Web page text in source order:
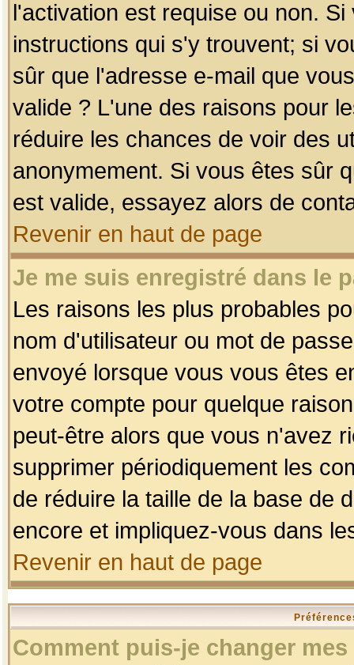
l'activation est requise ou non.
instructions qui s'y trouvent; si
sûr que l'adresse e-mail que
valide ? L'une des raisons pour
réduire les chances de voir des
anonymement. Si vous êtes sûr
est valide, essayez alors de
Revenir en haut de page
Je me suis enregistré dans le
Les raisons les plus probables
nom d'utilisateur ou mot de
envoyé lorsque vous vous êtes
votre compte pour quelque
peut-être alors que vous n'avez
supprimer périodiquement les
de réduire la taille de la base de
encore et impliquez-vous dans
Revenir en haut de page
Comment puis-je changer